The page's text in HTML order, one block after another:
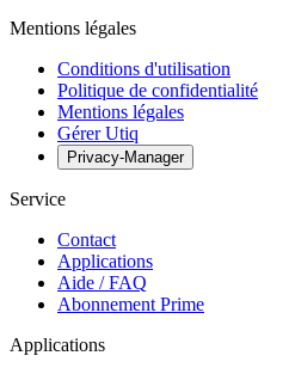
Mentions légales
Conditions d'utilisation
Politique de confidentialité
Mentions légales
Gérer Utiq
Privacy-Manager
Service
Contact
Applications
Aide / FAQ
Abonnement Prime
Applications